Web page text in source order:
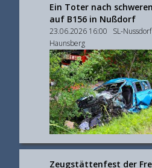
Ein Toter nach
auf B156 in Nußdorf
23.06.2026 16:00 SL-
Haunsberg
Zeugstättenfest der